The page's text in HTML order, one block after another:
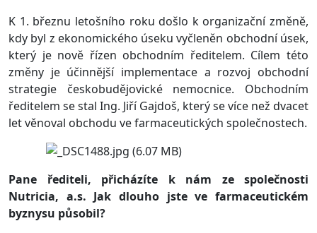
K 1. březnu letošního roku došlo k organizační změně,
kdy byl z ekonomického úseku vyčleněn obchodní úsek,
který je nově řízen obchodním ředitelem. Cílem této
změny je účinnější implementace a rozvoj obchodní
strategie českobudějovické nemocnice. Obchodním
ředitelem se stal Ing. Jiří Gajdoš, který se více než dvacet
let věnoval obchodu ve farmaceutických společnostech.
Pane řediteli, přicházíte k nám ze společnosti
Nutricia, a.s. Jak dlouho jste ve farmaceutickém
byznysu působil?